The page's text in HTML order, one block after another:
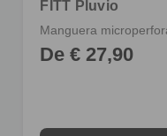
FITT Pluvio
De € 27,90